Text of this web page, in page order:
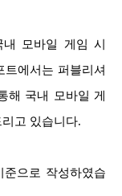
모바일 게임 시
에서는 퍼블리셔
해 국내 모바일 게
고 있습니다.
으로 작성하였습